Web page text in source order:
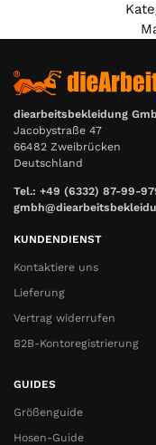
diearbeitsbekleidung
Jacobystraße 47
66482 Zweibrücken
Deutschland
Tel.: +49 (6332) 87-99-
KUNDENDIENST
Kontaktiere uns
Lieferung
Vertrag widerrufen
B2B-Kontoregistrierung
GUIDES
Größenguide
Hosen-Guide